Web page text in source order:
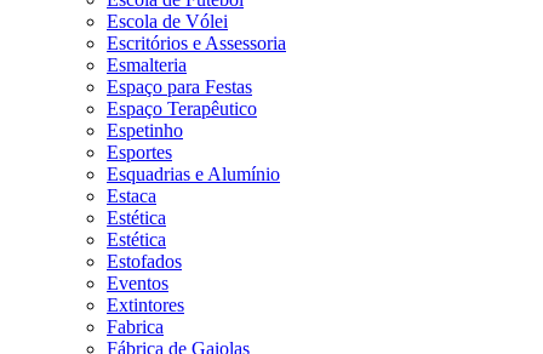
Escola de Vólei
Escritórios e Assessoria
Esmalteria
Espaço para Festas
Espaço Terapêutico
Espetinho
Esportes
Esquadrias e Alumínio
Estaca
Estética
Estética
Estofados
Eventos
Extintores
Fabrica
Fábrica de Gaiolas